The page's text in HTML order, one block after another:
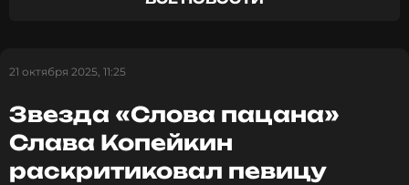
ФОТО: Известия
Смотрите нас в Likee, чтобы
оставаться в курсе событий
21 октября 2025, 11:25
Звезда «Слова пацана»
Слава Копейкин
раскритиковал певицу